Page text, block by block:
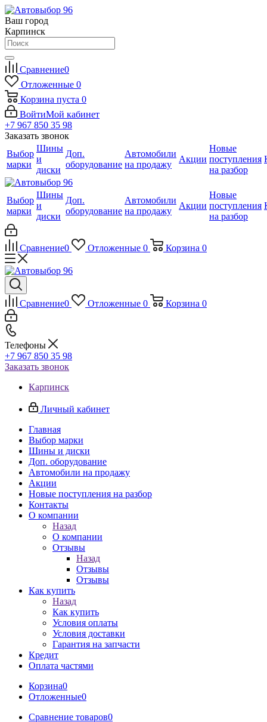
Ваш город
Карпинск
Сравнение0
Отложенные 0
Корзина пуста 0
ВойтиМой кабинет
+7 967 850 35 98
Заказать звонок
Выбор
марки
Шины
и
диски
Доп.
оборудование
Автомобили
на продажу
Акции
Новые
поступления
на разбор
Выбор
марки
Шины
и
диски
Доп.
оборудование
Автомобили
на продажу
Акции
Новые
поступления
на разбор
Сравнение0 Отложенные 0 Корзина 0
Сравнение0 Отложенные 0 Корзина 0
Телефоны
+7 967 850 35 98
Заказать звонок
Карпинск
Личный кабинет
Главная
Выбор марки
Шины и диски
Доп. оборудование
Автомобили на продажу
Акции
Новые поступления на разбор
Контакты
О компании
Назад
О компании
Отзывы
Назад
Отзывы
Отзывы
Как купить
Назад
Как купить
Условия оплаты
Условия доставки
Гарантия на запчасти
Кредит
Оплата частями
Корзина0
Отложенные0
Сравнение товаров0